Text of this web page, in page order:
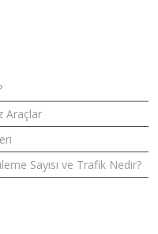
Araçlar
Sayısı ve Trafik Nedir?